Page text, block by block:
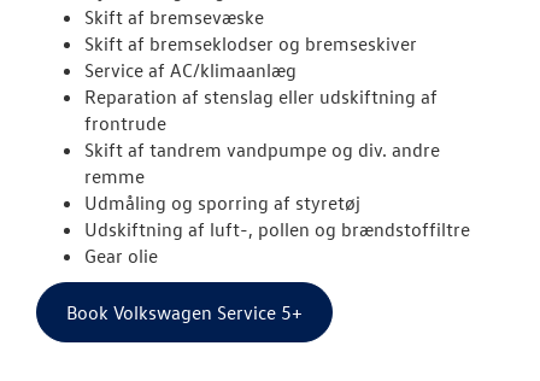
SKADECENTER
TILBEHØR
RESERVEDELE
Skift af bremsevæske
Skift af bremseklodser og bremseskiver
Service af AC/klimaanlæg
Reparation af stenslag eller udskiftning af
frontrude
Skift af tandrem vandpumpe og div. andre
remme
Udmåling og sporring af styretøj
Udskiftning af luft-, pollen og brændstoffiltre
Gear olie
Book Volkswagen Service 5+